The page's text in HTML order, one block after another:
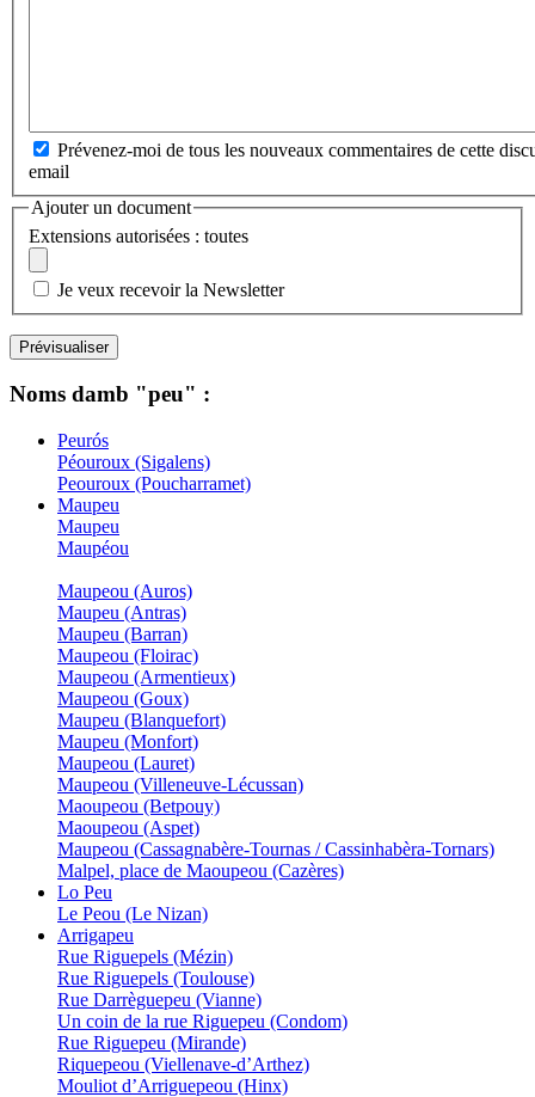
Prévenez-moi de tous les nouveaux commentaires de cette
email
Ajouter un document
Extensions autorisées : toutes
Je veux recevoir la Newsletter
Noms damb "peu" :
Peurós
Péouroux (Sigalens)
Peouroux (Poucharramet)
Maupeu
Maupeu
Maupéou
Maupeou (Auros)
Maupeu (Antras)
Maupeu (Barran)
Maupeou (Floirac)
Maupeou (Armentieux)
Maupeou (Goux)
Maupeu (Blanquefort)
Maupeu (Monfort)
Maupeou (Lauret)
Maupeou (Villeneuve-Lécussan)
Maoupeou (Betpouy)
Maoupeou (Aspet)
Maupeou (Cassagnabère-Tournas / Cassinhabèra-Tornars)
Malpel, place de Maoupeou (Cazères)
Lo Peu
Le Peou (Le Nizan)
Arrigapeu
Rue Riguepels (Mézin)
Rue Riguepels (Toulouse)
Rue Darrèguepeu (Vianne)
Un coin de la rue Riguepeu (Condom)
Rue Riguepeu (Mirande)
Riquepeou (Viellenave-d’Arthez)
Mouliot d’Arriguepeou (Hinx)